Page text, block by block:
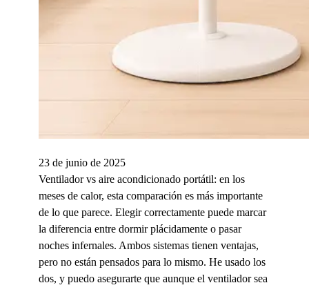
23 de junio de 2025
Ventilador vs aire acondicionado portátil: en los
meses de calor, esta comparación es más importante
de lo que parece. Elegir correctamente puede marcar
la diferencia entre dormir plácidamente o pasar
noches infernales. Ambos sistemas tienen ventajas,
pero no están pensados para lo mismo. He usado los
dos, y puedo asegurarte que aunque el ventilador sea